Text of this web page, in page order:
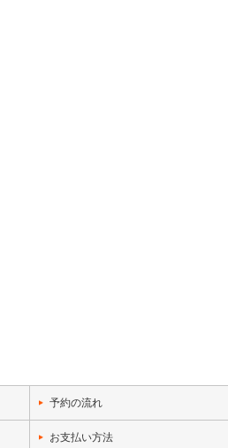
予約の流れ
お支払い方法